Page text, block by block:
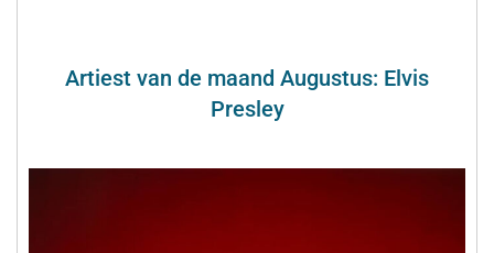
Artiest van de maand Augustus: Elvis
Presley